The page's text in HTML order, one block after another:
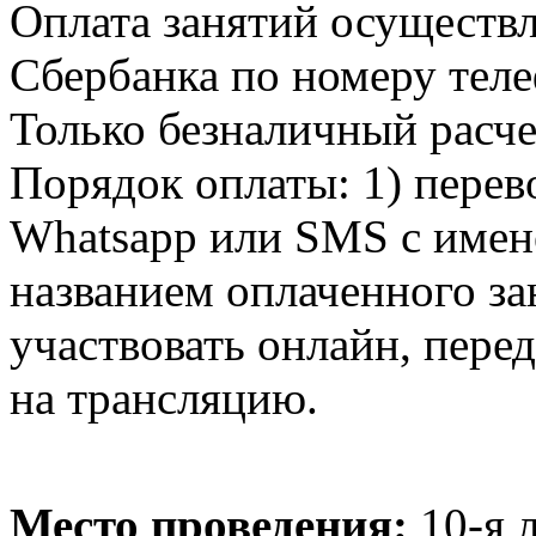
Оплата занятий
Сбербанка по номеру
Только безналичный
Порядок оплаты: 1)
Whatsapp или SMS с
названием оплаченного
участвовать онлайн,
на трансляцию.
Место проведения: 10-я